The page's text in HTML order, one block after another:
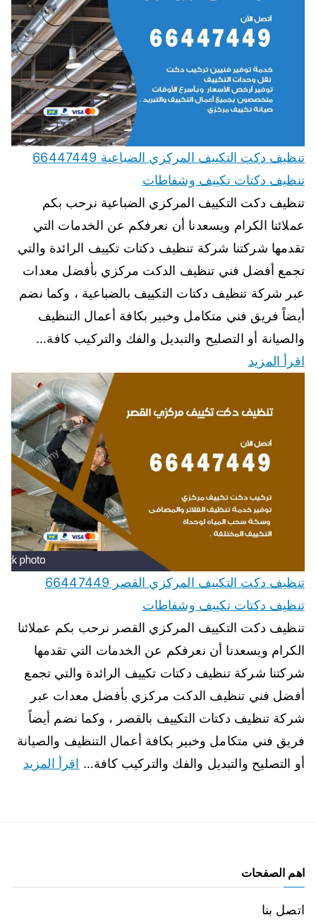
تنظيف دكت التكييف المركزي الضباعية 66447449
تنظيف دكتات تكييف وشفاطات
تنظيف دكت التكييف المركزي الضباعية نرحب بكم
عملائنا الكرام ويسعدنا أن نعرفكم عن الخدمات التي
تقدمها شركتنا شركة تنظيف دكتات تكييف الرائدة والتي
تجمع أفضل فني تنظيف الدكت مركزي بأفضل معدات
عبر شركة تنظيف دكتات التكييف بالضباعية ، وكما نضم
أيضاً فريق فني متكامل وخبير بكافة أعمال التنظيف
والصيانة أو التصليح والتبديل والفك والتركيب كافة…
اقرأ المزيد
تنظيف دكت التكييف المركزي القصر 66447449
تنظيف دكتات تكييف وشفاطات
تنظيف دكت التكييف المركزي القصر نرحب بكم عملائنا
الكرام ويسعدنا أن نعرفكم عن الخدمات التي تقدمها
شركتنا شركة تنظيف دكتات تكييف الرائدة والتي تجمع
أفضل فني تنظيف الدكت مركزي بأفضل معدات عبر
شركة تنظيف دكتات التكييف بالقصر ، وكما نضم أيضاً
فريق فني متكامل وخبير بكافة أعمال التنظيف والصيانة
أو التصليح والتبديل والفك والتركيب كافة… اقرأ المزيد
اهم الصفحات
اتصل بنا